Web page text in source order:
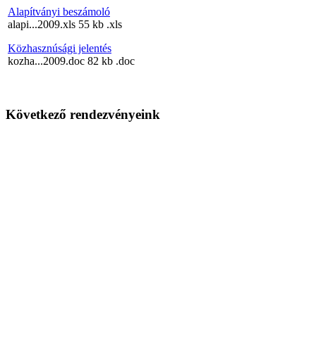
Alapítványi beszámoló
alapi...2009.xls 55 kb .xls
Közhasznúsági jelentés
kozha...2009.doc 82 kb .doc
Következő rendezvényeink